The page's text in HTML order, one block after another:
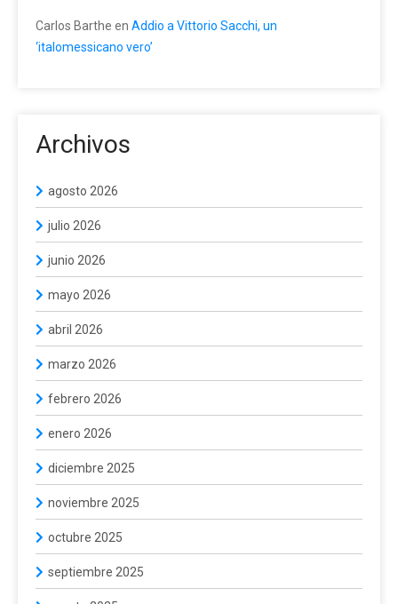
Carlos Barthe en Addio a Vittorio Sacchi, un
‘italomessicano vero’
Archivos
agosto 2026
julio 2026
junio 2026
mayo 2026
abril 2026
marzo 2026
febrero 2026
enero 2026
diciembre 2025
noviembre 2025
octubre 2025
septiembre 2025